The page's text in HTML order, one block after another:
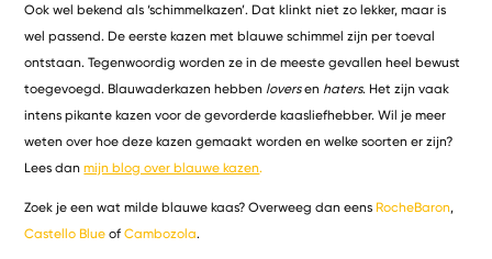
Ook wel bekend als ‘schimmelkazen’. Dat klinkt niet zo lekker, maar is
wel passend. De eerste kazen met blauwe schimmel zijn per toeval
ontstaan. Tegenwoordig worden ze in de meeste gevallen heel bewust
toegevoegd. Blauwaderkazen hebben loversen haters. Het zijn vaak
intens pikante kazen voor de gevorderde kaasliefhebber. Wil je meer
weten over hoe deze kazen gemaakt worden en welke soorten er zijn?
Lees danmijn blog over blauwe kazen.
Zoek je een wat milde blauwe kaas? Overweeg dan eensRocheBaron,
Castello Blue ofCambozola.